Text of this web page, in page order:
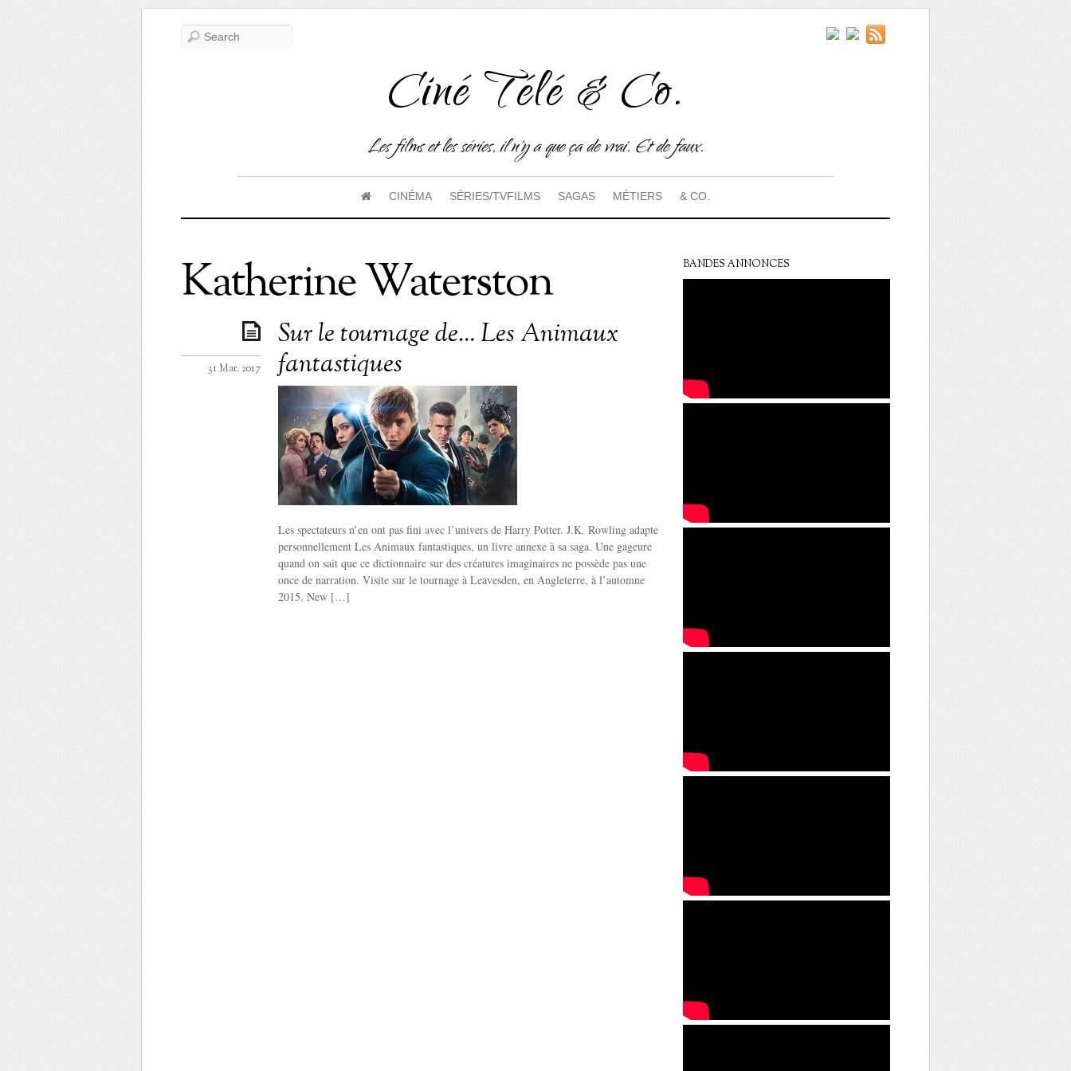
Ciné Télé & Co.
Les films et les séries, il n'y a que ça de vrai. Et de faux.
CINÉMA SÉRIES/TVFILMS SAGAS MÉTIERS & CO.
Katherine Waterston
Sur le tournage de… Les Animaux
fantastiques
31 Mar. 2017
Les spectateurs n’en ont pas fini avec l’univers de Harry Potter. J.K. Rowling adapte
personnellement Les Animaux fantastiques, un livre annexe à sa saga. Une gageure
quand on sait que ce dictionnaire sur des créatures imaginaires ne possède pas une
once de narration. Visite sur le tournage à Leavesden, en Angleterre, à l’automne
2015. New […]
BANDES ANNONCES